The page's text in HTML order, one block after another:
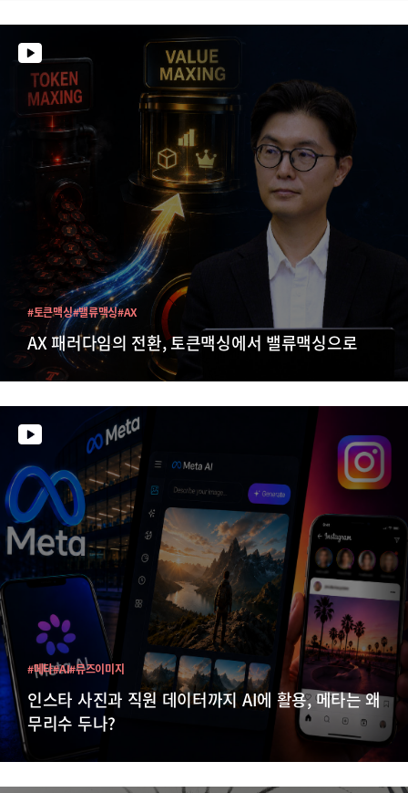
AX 패러다임의 전환, 토큰맥싱에서 밸류맥싱으로
#토큰맥싱#밸류맥싱#AX
인스타 사진과 직원 데이터까지 AI에 활용, 메타는 왜
무리수 두나?
#메타#AI#뮤즈이미지